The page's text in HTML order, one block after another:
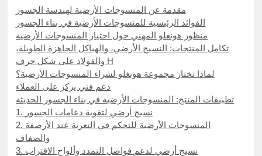
مقدمة عن المنسوجات الأرضية لهندسة الجسور
الفوائد الرئيسية للمنسوجات الأرضية في بناء الجسور
منظور هونغلو المهني حول اختيار المنسوجات الأرضية
تكامل المنتجات: النسيج الأرضي، والهياكل الجاهزة الطويلة،
والفولاذ على شكل حرف H
لماذا تختار مجموعة هونغلو لشراء المنسوجات الأرضية؟
دعم فني يركز على العملاء
تطبيقات المنتج: المنسوجات الأرضية في بناء الجسور الحديثة
1. نسيج أرضي لتقوية دعامات الجسور
2. المنسوجات الأرضية للتحكم في التعرية عند الأرصفة
والضفاف
3. نسيج أرضي لدعم فواصل التمدد وألواح الاقتراب